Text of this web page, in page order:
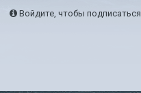
Войдите, чтобы подписаться